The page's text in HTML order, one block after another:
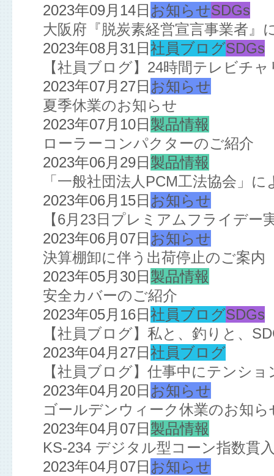
2023年09月14日 お知らせSDGs
大阪府『脱炭素経営宣言事業者』
2023年08月31日 社員ブログSDGs
【社員ブログ】24時間テレビチ
2023年07月27日 お知らせ
夏季休業のお知らせ
2023年07月10日 製品情報
ローラーコンパクターのご紹介
2023年06月29日 製品情報
「一般社団法人PCM工法協会」
2023年06月15日 お知らせ
【6月23日プレミアムフライデー
2023年06月07日 お知らせ
決算棚卸に伴う出荷停止のご案内
2023年05月30日 製品情報
安全カバーのご紹介
2023年05月16日 社員ブログSDGs
【社員ブログ】私と、釣りと、
2023年04月27日 社員ブログ
【社員ブログ】仕事中にテンシ
2023年04月20日 お知らせ
ゴールデンウィーク休業のお知ら
2023年04月07日 製品情報
KS-234 デジタル型コーン指数貫
2023年04月07日 お知らせ